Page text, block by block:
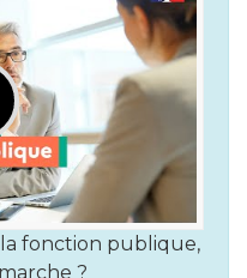
fonction publique,
?